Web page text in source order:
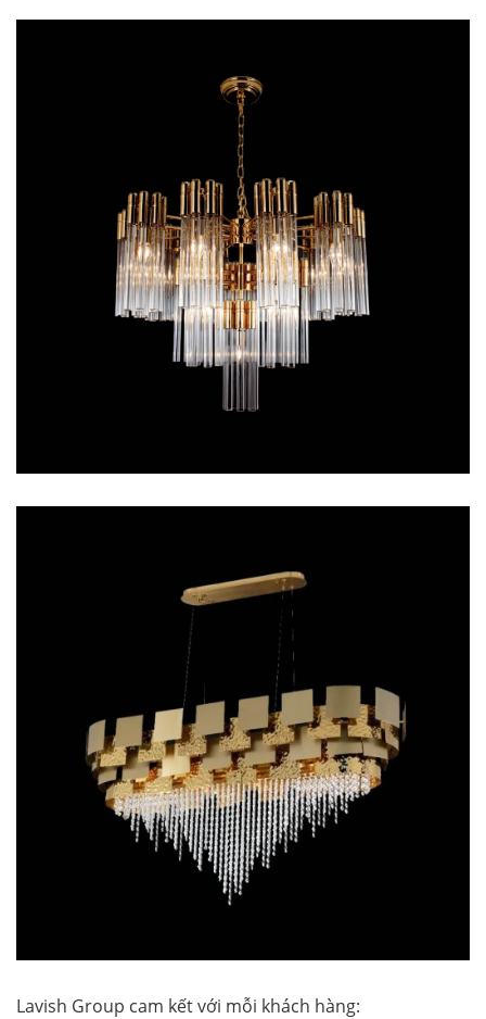
Lavish Group cam kết với mỗi khách hàng: